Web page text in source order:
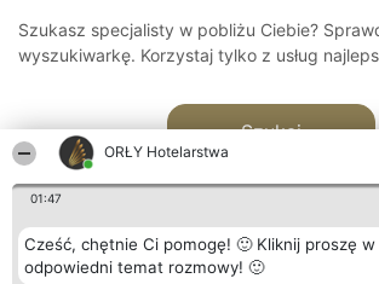
ORŁY Hotelarstwa
01:47
Cześć, chętnie Ci pomogę! 🙂 Kliknij proszę w
odpowiedni temat rozmowy! 🙂
Szukasz specjalisty w pobliżu Ciebie?
wyszukiwarkę. Korzystaj tylko z usług
Szukaj